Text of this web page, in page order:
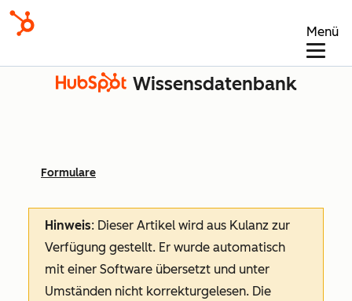
Menü
Wissensdatenbank
Formulare
Hinweis: Dieser Artikel wird aus Kulanz zur
Verfügung gestellt. Er wurde automatisch
mit einer Software übersetzt und unter
Umständen nicht korrekturgelesen. Die